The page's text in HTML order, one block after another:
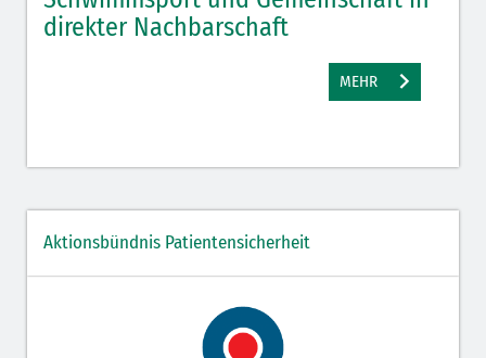
direkter Nachbarschaft
MEHR
Aktionsbündnis Patientensicherheit